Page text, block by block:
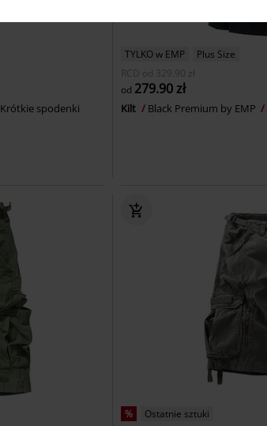
Krótkie spodenki
TYLKO w EMP
Plus Size
RCD
od 329.90 zł
od 279.90 zł
Kilt Black Premium by EMP
% Ostatnie sztuki